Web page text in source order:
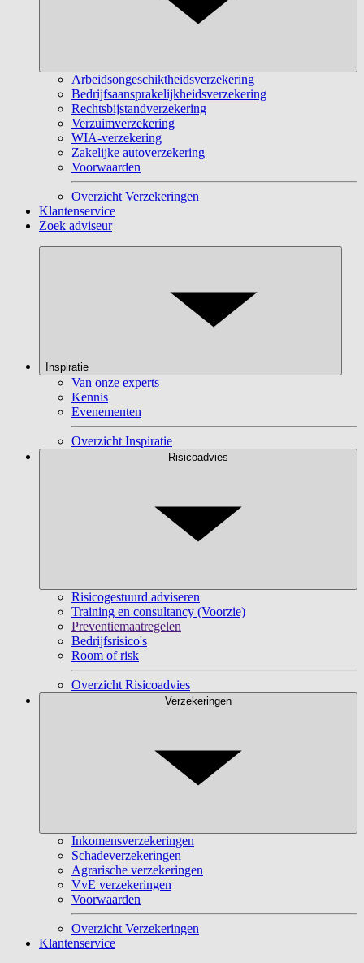
Arbeidsongeschiktheidsverzekering
Bedrijfsaansprakelijkheidsverzekering
Rechtsbijstandverzekering
Verzuimverzekering
WIA-verzekering
Zakelijke autoverzekering
Voorwaarden
Overzicht Verzekeringen
Klantenservice
Zoek adviseur
Inspiratie
Van onze experts
Kennis
Evenementen
Overzicht Inspiratie
Risicoadvies
Risicogestuurd adviseren
Training en consultancy (Voorzie)
Preventiemaatregelen
Bedrijfsrisico's
Room of risk
Overzicht Risicoadvies
Verzekeringen
Inkomensverzekeringen
Schadeverzekeringen
Agrarische verzekeringen
VvE verzekeringen
Voorwaarden
Overzicht Verzekeringen
Klantenservice